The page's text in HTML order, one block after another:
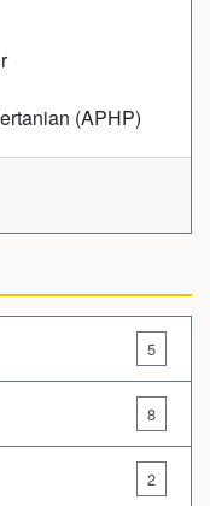
(APHP)
5
8
2